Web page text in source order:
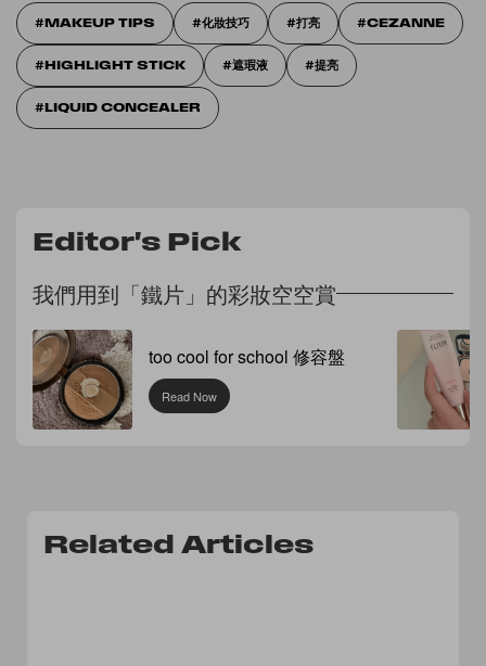
MAKEUP TIPS 化妝技巧 打亮 CEZANNE
HIGHLIGHT STICK 遮瑕液 提亮
LIQUID CONCEALER
Editor's Pick
我們用到「鐵片」的彩妝空空賞
too cool for school 修容盤
Read Now
Related Articles